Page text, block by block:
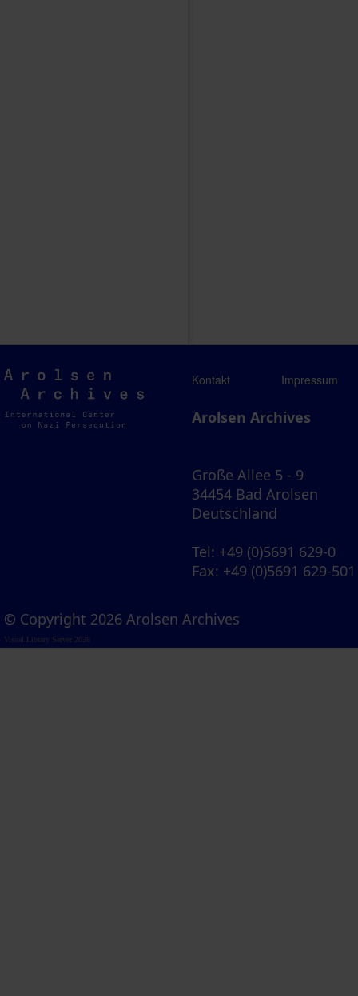
Arolsen
Archives
Kontakt Impressum
Arolsen Archives
Große Allee 5 - 9
34454 Bad Arolsen
Deutschland
Tel: +49 (0)5691 629-0
Fax: +49 (0)5691 629-501
© Copyright 2026 Arolsen Archives
Visual Library Server 2026